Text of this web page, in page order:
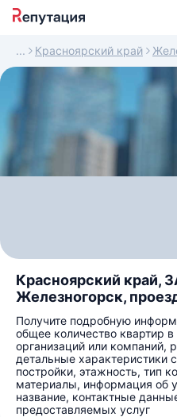
Красноярский край
Красноярский край,
Железногорск,
Получите подробную
общее количество квартир
организаций или компаний,
детальные характеристики
постройки, этажность, тип
материалы, информация об
название, контактные
предоставляемых услуг